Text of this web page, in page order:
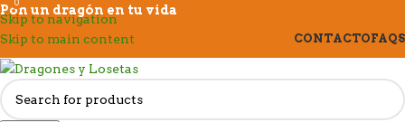
Skip to navigation
Skip to main content
Pon un dragón en tu vida
CONTACTOFAQS
0
0